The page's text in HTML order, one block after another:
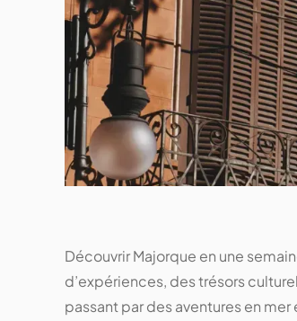
Découvrir Majorque en une
d’expériences, des trésors
passant par des aventures en